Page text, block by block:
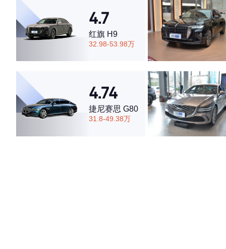
·空间表现一般，低于54%同级车
4.7
红旗 H9
32.98-53.98万
4.74
捷尼赛思 G80
31.8-49.38万